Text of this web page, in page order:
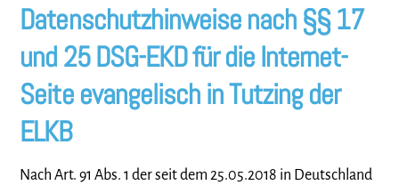
Datenschutzhinweise nach §§ 17
und 25 DSG-EKD für die Internet-
Seite evangelisch in Tutzing der
ELKB
Nach Art. 91 Abs. 1 der seit dem 25.05.2018 in Deutschland